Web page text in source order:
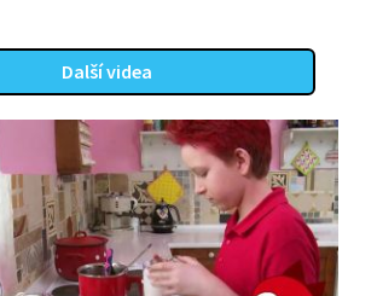
Další videa